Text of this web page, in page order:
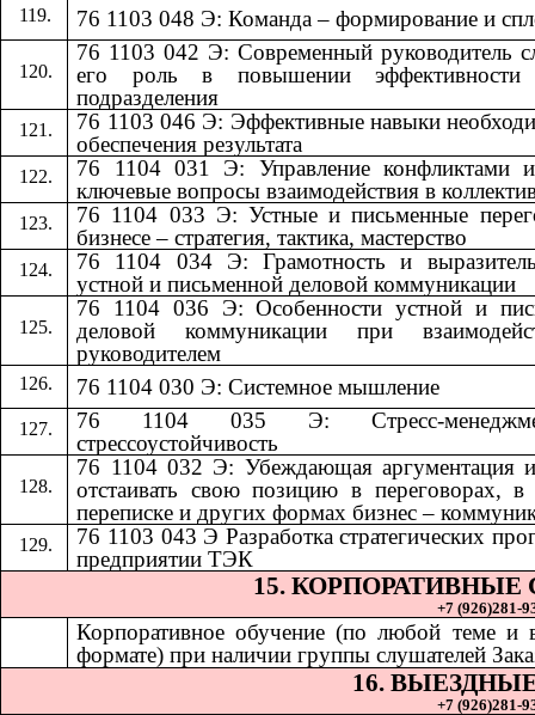
76 1103 048 Э: Команда – формирование и
76 1103 042 Э: Современный руководитель
его роль в повышении эффективности
подразделения
76 1103 046 Э: Эффективные навыки
обеспечения результата
76 1104 031 Э: Управление конфликтами
ключевые вопросы взаимодействия в
76 1104 033 Э: Устные и письменные
бизнесе – стратегия, тактика, мастерство
76 1104 034 Э: Грамотность и
устной и письменной деловой коммуникации
76 1104 036 Э: Особенности устной и
деловой коммуникации при
руководителем
76 1104 030 Э: Системное мышление
76 1104 035 Э: Стресс-
стрессоустойчивость
76 1104 032 Э: Убеждающая аргументация
отстаивать свою позицию в переговорах, в
переписке и других формах бизнес –
76 1103 043 Э Разработка стратегических
предприятии ТЭК
15.
+7 (926)281-
Корпоративное обучение (по любой теме и
формате) при наличии группы слушателей
16.
+7 (926)281-